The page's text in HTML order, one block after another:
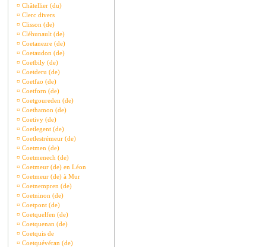
¤ Châtellier (du)
¤ Clerc divers
¤ Clisson (de)
¤ Cléhunault (de)
¤ Coetanezre (de)
¤ Coetaudon (de)
¤ Coetbily (de)
¤ Coetderu (de)
¤ Coetfao (de)
¤ Coetforn (de)
¤ Coetgoureden (de)
¤ Coethamon (de)
¤ Coetivy (de)
¤ Coetlegent (de)
¤ Coetlestrémeur (de)
¤ Coetmen (de)
¤ Coetmenech (de)
¤ Coetmeur (de) en Léon
¤ Coetmeur (de) à Mur
¤ Coetnempren (de)
¤ Coetninon (de)
¤ Coetpont (de)
¤ Coetquelfen (de)
¤ Coetquenan (de)
¤ Coetquis de
¤ Coetquévéran (de)